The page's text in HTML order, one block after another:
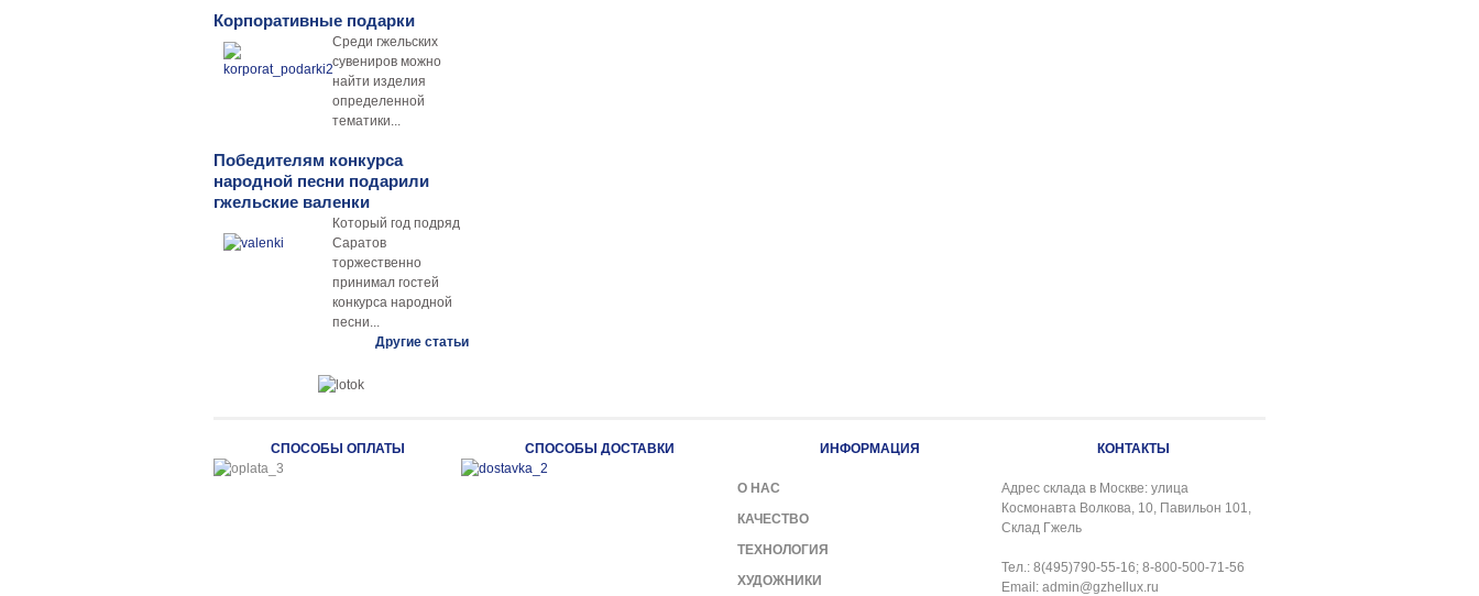
Корпоративные подарки
Среди гжельских
сувениров можно
найти изделия
определенной
тематики...
Победителям конкурса
народной песни подарили
гжельские валенки
Который год подряд
Саратов
торжественно
принимал гостей
конкурса народной
песни...
Другие статьи
СПОСОБЫ ОПЛАТЫ СПОСОБЫ ДОСТАВКИ ИНФОРМАЦИЯ
О НАС
КАЧЕСТВО
ТЕХНОЛОГИЯ
ХУДОЖНИКИ
КОНТАКТЫ
Адрес склада в Москве: улица
Космонавта Волкова, 10, Павильон 101,
Склад Гжель
Тел.: 8(495)790-55-16; 8-800-500-71-56
Email: admin@gzhellux.ru